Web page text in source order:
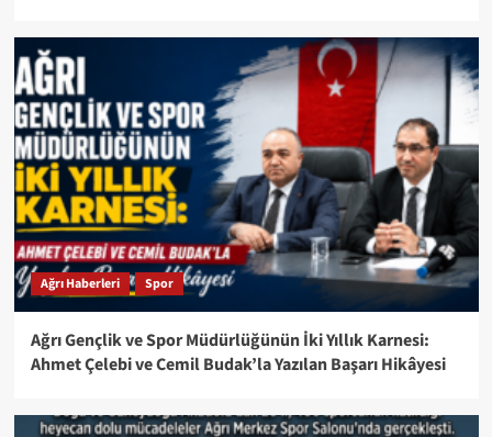
Ağrı Haberleri Spor
Ağrı Gençlik ve Spor Müdürlüğünün İki Yıllık Karnesi:
Ahmet Çelebi ve Cemil Budak’la Yazılan Başarı Hikâyesi